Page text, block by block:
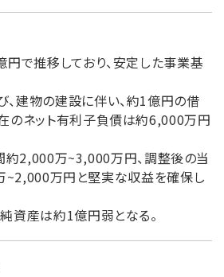
で推移しており、安定した事業基
建物の建設に伴い、約1億円の借
のネット有利子負債は約6,000万円
2,000万~3,000万円、調整後の当
万円と堅実な収益を確保し
資産は約1億円弱となる。